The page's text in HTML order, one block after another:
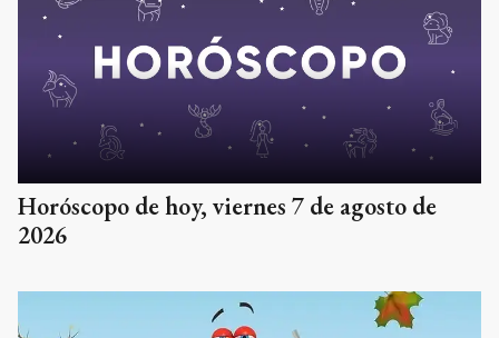
Horóscopo de hoy, viernes 7 de agosto de
2026